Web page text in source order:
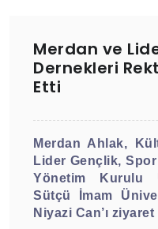
Merdan ve
Dernekleri
Etti
Merdan Ahlak,
Lider Gençlik,
Yönetim Kurulu
Sütçü İmam
Niyazi Can’ı